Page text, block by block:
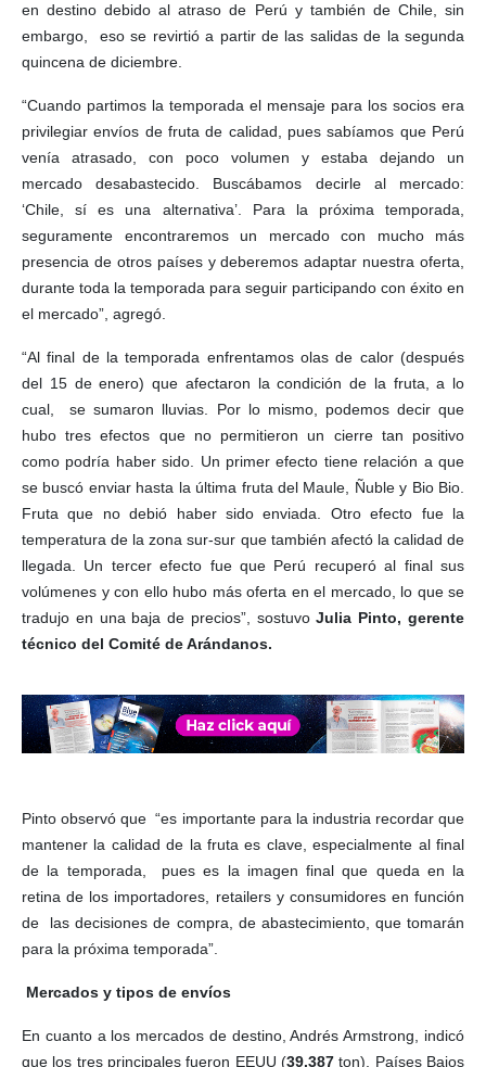
en destino debido al atraso de Perú y también de Chile, sin
embargo, eso se revirtió a partir de las salidas de la segunda
quincena de diciembre.
“Cuando partimos la temporada el mensaje para los socios era
privilegiar envíos de fruta de calidad, pues sabíamos que Perú
venía atrasado, con poco volumen y estaba dejando un
mercado desabastecido. Buscábamos decirle al mercado:
‘Chile, sí es una alternativa’. Para la próxima temporada,
seguramente encontraremos un mercado con mucho más
presencia de otros países y deberemos adaptar nuestra oferta,
durante toda la temporada para seguir participando con éxito en
el mercado”, agregó.
“Al final de la temporada enfrentamos olas de calor (después
del 15 de enero) que afectaron la condición de la fruta, a lo
cual, se sumaron lluvias. Por lo mismo, podemos decir que
hubo tres efectos que no permitieron un cierre tan positivo
como podría haber sido. Un primer efecto tiene relación a que
se buscó enviar hasta la última fruta del Maule, Ñuble y Bio Bio.
Fruta que no debió haber sido enviada. Otro efecto fue la
temperatura de la zona sur-sur que también afectó la calidad de
llegada. Un tercer efecto fue que Perú recuperó al final sus
volúmenes y con ello hubo más oferta en el mercado, lo que se
tradujo en una baja de precios”, sostuvoJulia Pinto, gerente
técnico del Comité de Arándanos.
Pinto observó que “es importante para la industria recordar que
mantener la calidad de la fruta es clave, especialmente al final
de la temporada, pues es la imagen final que queda en la
retina de los importadores, retailers y consumidores en función
de las decisiones de compra, de abastecimiento, que tomarán
para la próxima temporada”.
Mercados y tipos de envíos
En cuanto a los mercados de destino, Andrés Armstrong, indicó
que los tres principales fueron EEUU (39.387 ton), Países Bajos